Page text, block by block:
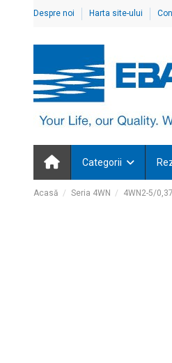
Despre noi Harta site-ului
Categorii
Acasă Seria 4WN 4WN2-5/